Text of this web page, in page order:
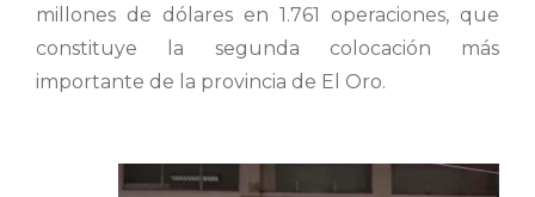
millones de dólares en 1.761 operaciones, que
constituye la segunda colocación más
importante de la provincia de El Oro.